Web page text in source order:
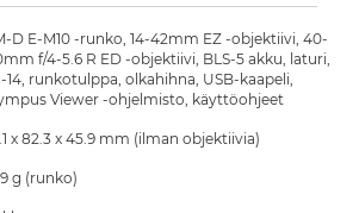
D E-M10 -runko, 14-42mm EZ -objektiivi, 40-
f/4-5.6 R ED -objektiivi, BLS-5 akku, laturi,
14, runkotulppa, olkahihna, USB-kaapeli,
Viewer -ohjelmisto, käyttöohjeet
x 82.3 x 45.9 mm (ilman objektiivia)
g (runko)